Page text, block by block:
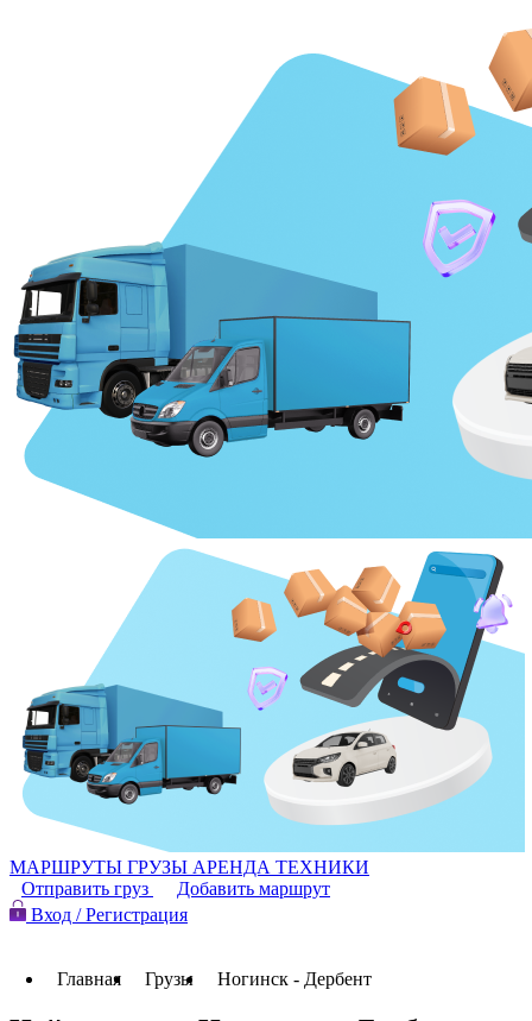
МАРШРУТЫ ГРУЗЫ АРЕНДА ТЕХНИКИ
Отправить груз
Добавить маршрут
Вход / Регистрация
Главная Грузы Ногинск - Дербент